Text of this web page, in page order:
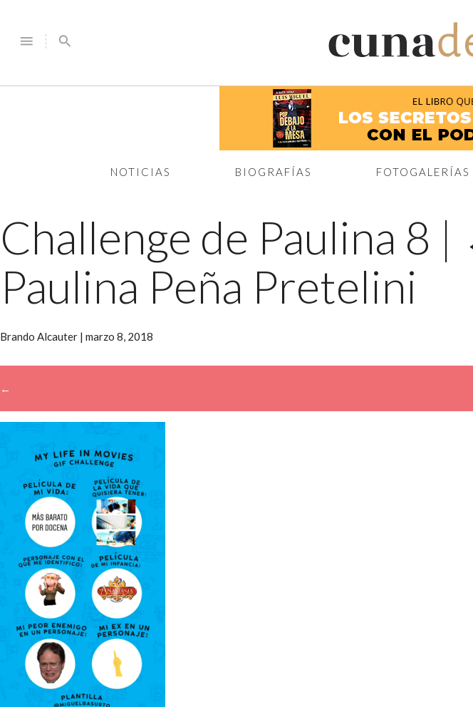
menu search
NOTICIAS BIOGRAFÍAS FOTOGALERÍAS
Challenge de Paulina 8 |
Paulina Peña Pretelini
Brando Alcauter | marzo 8, 2018
←